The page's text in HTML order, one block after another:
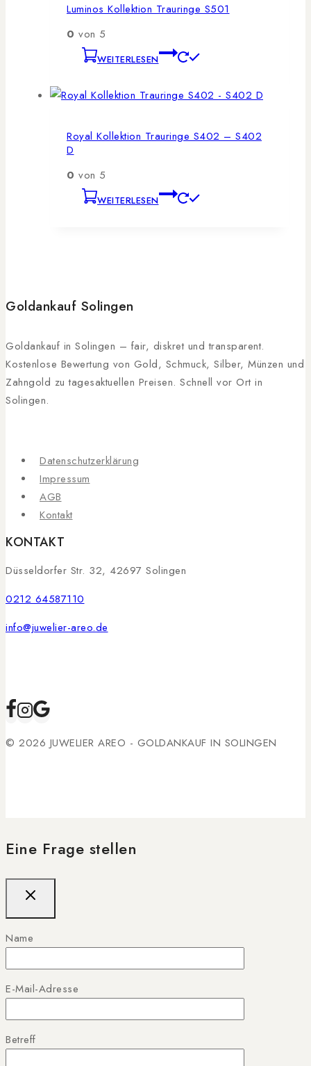
Luminos Kollektion Trauringe S501
0 von 5
WEITERLESEN
Royal Kollektion Trauringe S402 – S402
D
0 von 5
WEITERLESEN
Goldankauf Solingen
Goldankauf in Solingen – fair, diskret und transparent.
Kostenlose Bewertung von Gold, Schmuck, Silber, Münzen und
Zahngold zu tagesaktuellen Preisen. Schnell vor Ort in
Solingen.
Datenschutzerklärung
Impressum
AGB
Kontakt
KONTAKT
Düsseldorfer Str. 32, 42697 Solingen
0212 64587110
info@juwelier-areo.de
© 2026 JUWELIER AREO - GOLDANKAUF IN SOLINGEN
Eine Frage stellen
Name
E-Mail-Adresse
Betreff